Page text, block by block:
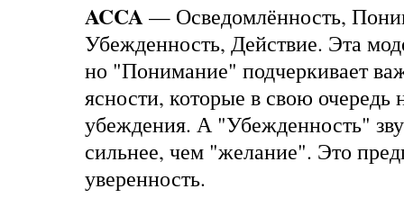
ACCA— Осведомлённость,
Убежденность, Действие. Эта
но "Понимание" подчеркивает
ясности, которые в свою очередь
убеждения. А "Убежденность"
сильнее, чем "желание". Это
уверенность.